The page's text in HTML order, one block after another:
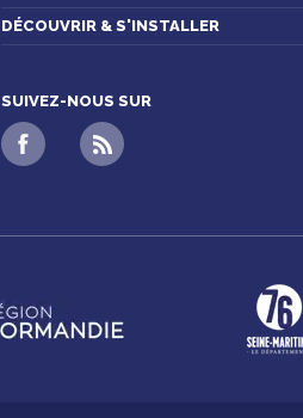
DÉCOUVRIR & S'INSTALLER
SUIVEZ-NOUS SUR